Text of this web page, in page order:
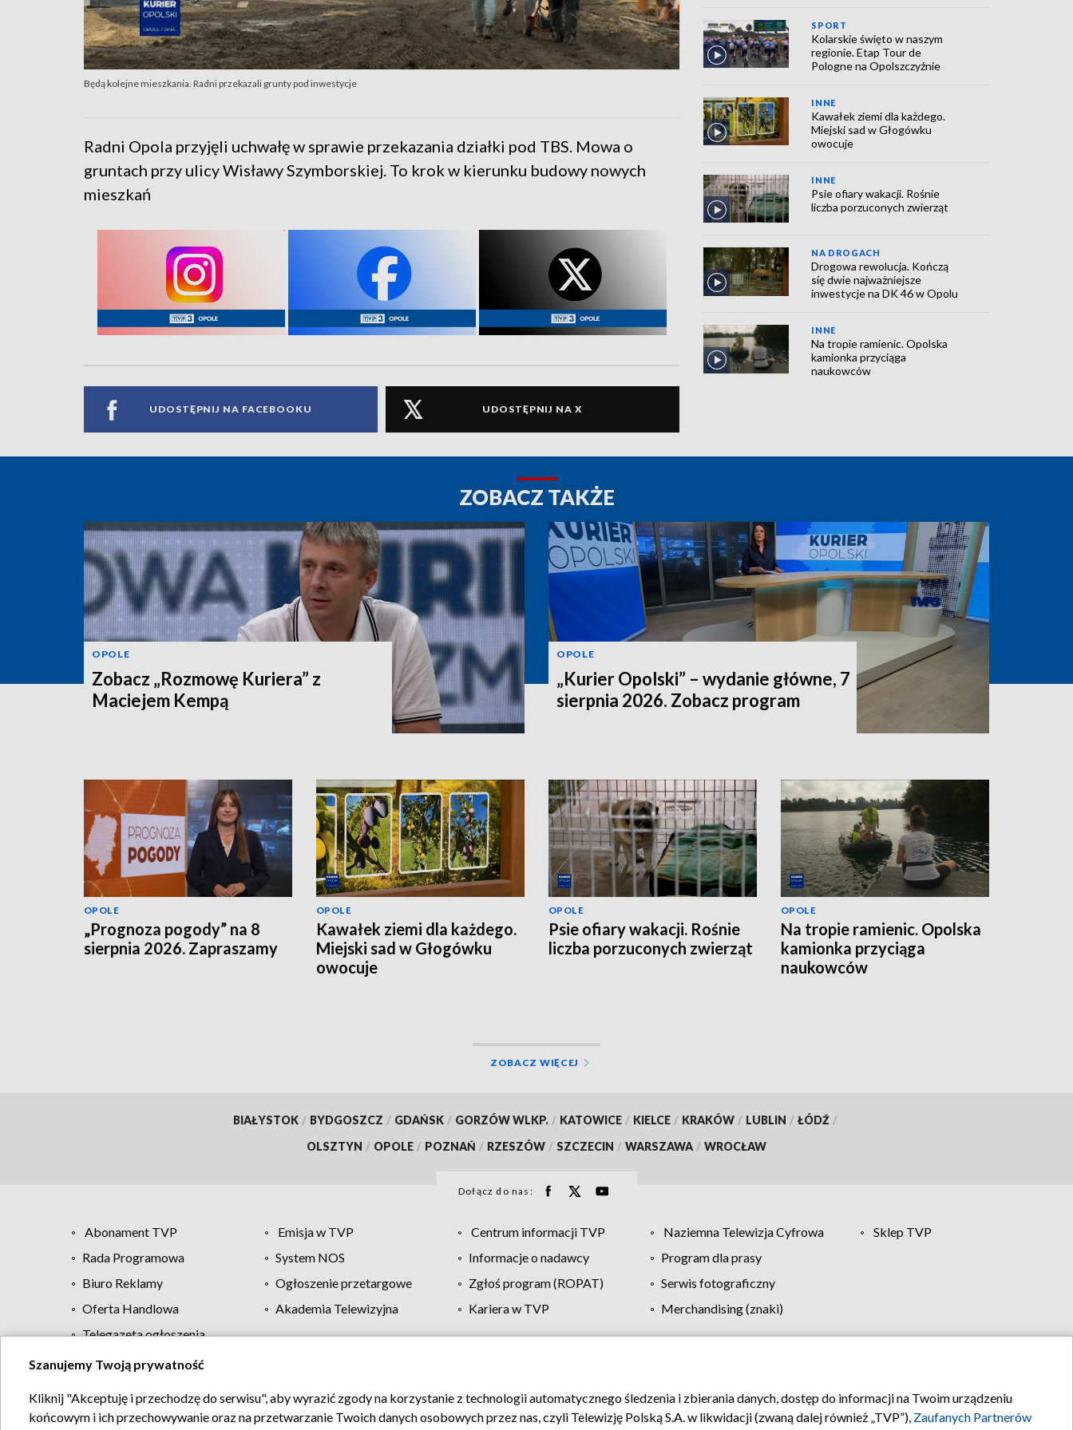
Będą kolejne mieszkania. Radni przekazali grunty pod inwestycje
Radni Opola przyjęli uchwałę w sprawie przekazania działki pod TBS. Mowa o
gruntach przy ulicy Wisławy Szymborskiej. To krok w kierunku budowy nowych
mieszkań
UDOSTĘPNIJ NA FACEBOOKU UDOSTĘPNIJ NA X
SPORT
Kolarskie święto w naszym
regionie. Etap Tour de
Pologne na Opolszczyźnie
INNE
Kawałek ziemi dla każdego.
Miejski sad w Głogówku
owocuje
INNE
Psie ofiary wakacji. Rośnie
liczba porzuconych zwierząt
NA DROGACH
Drogowa rewolucja. Kończą
się dwie najważniejsze
inwestycje na DK 46 w Opolu
INNE
Na tropie ramienic. Opolska
kamionka przyciąga
naukowców
ZOBACZ TAKŻE
OPOLE
Zobacz „Rozmowę Kuriera” z
Maciejem Kempą
OPOLE
„Kurier Opolski” – wydanie główne, 7
sierpnia 2026. Zobacz program
OPOLE
„Prognoza pogody” na 8
sierpnia 2026. Zapraszamy
OPOLE
Kawałek ziemi dla każdego.
Miejski sad w Głogówku
owocuje
OPOLE
Psie ofiary wakacji. Rośnie
liczba porzuconych zwierząt
OPOLE
Na tropie ramienic. Opolska
kamionka przyciąga
naukowców
ZOBACZ WIĘCEJ
BIAŁYSTOK / BYDGOSZCZ / GDAŃSK / GORZÓW WLKP. / KATOWICE / KIELCE / KRAKÓW / LUBLIN / ŁÓDŹ /
OLSZTYN / OPOLE / POZNAŃ / RZESZÓW / SZCZECIN / WARSZAWA / WROCŁAW
Dołącz do nas:
Abonament TVP Emisja w TVP Centrum informacji TVP Naziemna Telewizja Cyfrowa
Sklep TVP
Rada Programowa
System NOS Informacje o nadawcy
Program dla prasy
Biuro Reklamy
Ogłoszenie przetargowe Zgłoś program (ROPAT)
Serwis fotograficzny
Oferta Handlowa
Akademia Telewizyjna Kariera w TVP
Merchandising (znaki)
Telegazeta ogłoszenia
Regulamin TVP Polityka prywatności Moje zgody Pomoc Biuro reklamy Kontakt
Szanujemy Twoją prywatność
Kliknij "Akceptuję i przechodzę do serwisu", aby wyrazić zgody na korzystanie z technologii automatycznego śledzenia i zbierania danych, dostęp do informacji na Twoim urządzeniu
końcowym i ich przechowywanie oraz na przetwarzanie Twoich danych osobowych przez nas, czyli Telewizję Polską S.A. w likwidacji (zwaną dalej również „TVP”), Zaufanych Partnerów